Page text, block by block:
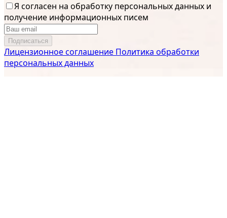
Я согласен на обработку персональных данных и
получение информационных писем
Подписаться
Лицензионное соглашение Политика обработки
персональных данных